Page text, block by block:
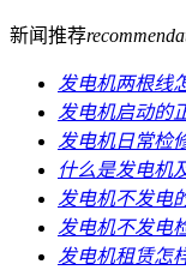
新闻推荐
发电机两根线
发电机启动的
发电机日常检
什么是发电机
发电机不发电
发电机不发电
发电机租赁怎